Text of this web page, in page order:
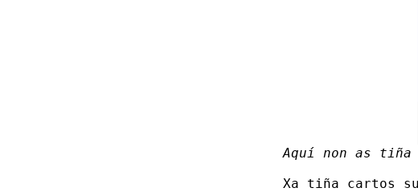
Aquí non as tiña
Xa tiña cartos